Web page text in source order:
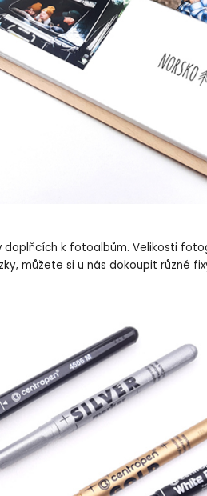
k fotoalbům. Velikosti
můžete si u nás dokoupit různé